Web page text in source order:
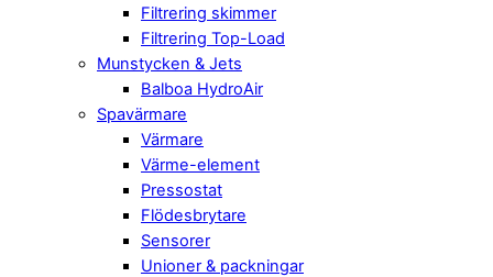
Filtrering skimmer
Filtrering Top-Load
Munstycken & Jets
Balboa HydroAir
Spavärmare
Värmare
Värme-element
Pressostat
Flödesbrytare
Sensorer
Unioner & packningar